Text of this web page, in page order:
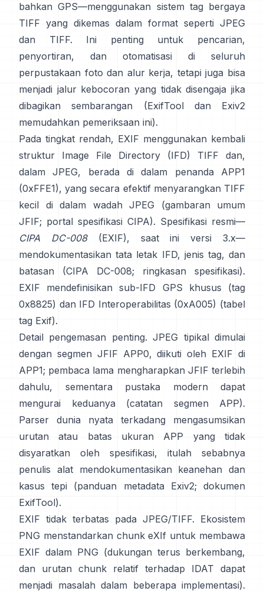
bahkan GPS—menggunakan sistem tag bergaya
TIFF yang dikemas dalam format seperti JPEG
dan TIFF. Ini penting untuk pencarian,
penyortiran, dan otomatisasi di seluruh
perpustakaan foto dan alur kerja, tetapi juga bisa
menjadi jalur kebocoran yang tidak disengaja jika
dibagikan sembarangan (ExifTooldan Exiv2
memudahkan pemeriksaan ini).
Pada tingkat rendah, EXIF menggunakan kembali
struktur Image File Directory (IFD) TIFF dan,
dalam JPEG, berada di dalam penanda APP1
(0xFFE1), yang secara efektif menyarangkan TIFF
kecil di dalam wadah JPEG (gambaran umum
JFIF; portal spesifikasi CIPA). Spesifikasi resmi—
CIPA DC-008(EXIF), saat ini versi 3.x—
mendokumentasikan tata letak IFD, jenis tag, dan
batasan (CIPA DC-008; ringkasan spesifikasi).
EXIF mendefinisikan sub-IFD GPS khusus (tag
0x8825) dan IFD Interoperabilitas (0xA005) (tabel
tag Exif).
Detail pengemasan penting. JPEG tipikal dimulai
dengan segmen JFIF APP0, diikuti oleh EXIF di
APP1; pembaca lama mengharapkan JFIF terlebih
dahulu, sementara pustaka modern dapat
mengurai keduanya (catatan segmen APP).
Parser dunia nyata terkadang mengasumsikan
urutan atau batas ukuran APP yang tidak
disyaratkan oleh spesifikasi, itulah sebabnya
penulis alat mendokumentasikan keanehan dan
kasus tepi (panduan metadata Exiv2;dokumen
ExifTool).
EXIF tidak terbatas pada JPEG/TIFF. Ekosistem
PNG menstandarkan chunk eXIf untuk membawa
EXIF dalam PNG (dukungan terus berkembang,
dan urutan chunk relatif terhadap IDAT dapat
menjadi masalah dalam beberapa implementasi).